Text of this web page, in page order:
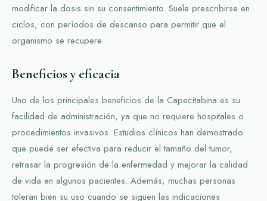
modificar la dosis sin su consentimiento. Suele prescribirse en
ciclos, con períodos de descanso para permitir que el
organismo se recupere.
Beneficios y eficacia
Uno de los principales beneficios de la Capecitabina es su
facilidad de administración, ya que no requiere hospitales o
procedimientos invasivos. Estudios clínicos han demostrado
que puede ser efectiva para reducir el tamaño del tumor,
retrasar la progresión de la enfermedad y mejorar la calidad
de vida en algunos pacientes. Además, muchas personas
toleran bien su uso cuando se siguen las indicaciones